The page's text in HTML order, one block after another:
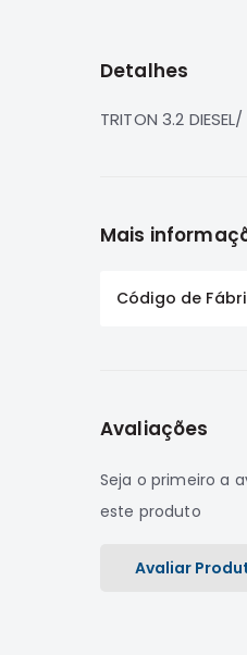
da
de
Detalhes
TRITON 3.2
Mais
Código de
Avaliações
Seja o primeiro a
este produto
Avaliar